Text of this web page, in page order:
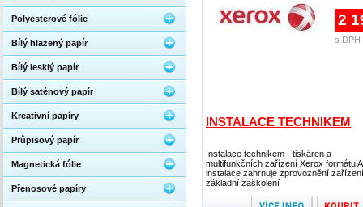
INSTALACE TECHNIKEM
Instalace technikem - tiskáren a
multifunkčních zařízení Xerox formátu
instalace zahrnuje zprovoznění
základní zaškolení
2
s DPH
Polyesterové fólie
Bílý hlazený papír
Bílý lesklý papír
Bílý saténový papír
Kreativní papíry
Průpisový papír
Magnetická fólie
Přenosové papíry